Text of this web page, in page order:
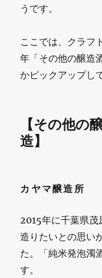
うです。
ここでは、クラフ
年「その他の醸造
かピックアップし
【その他の
造】
カヤマ醸造所
2015年に千葉県茂
造りたいとの思い
た。「純米発泡濁
す。